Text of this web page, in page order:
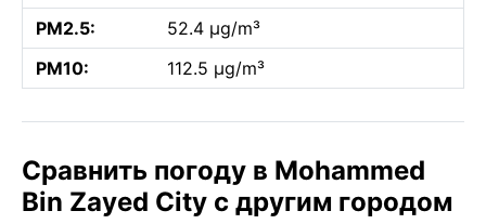
PM2.5:
52.4 µg/m³
PM10:
112.5 µg/m³
Сравнить погоду в Mohammed
Bin Zayed City с другим городом